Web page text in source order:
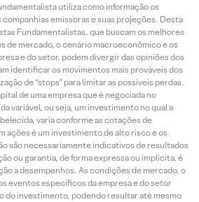
utiliza como informação os
emissoras e suas projeções. Desta
Fundamentalistas, que buscam os melhores
de mercado, o cenário macroeconômico e os
e do setor, podem divergir das opiniões dos
identificar os movimentos mais prováveis dos
de “stops” para limitar as possíveis perdas.
de uma empresa que é negociada no
variável, ou seja, um investimento no qual a
varia conforme as cotações de
ações é um investimento de alto risco e os
são necessariamente indicativos de resultados
ou garantia, de forma expressa ou implícita, é
a desempenhos. As condições de mercado, o
eventos específicos da empresa e do setor
do investimento, podendo resultar até mesmo